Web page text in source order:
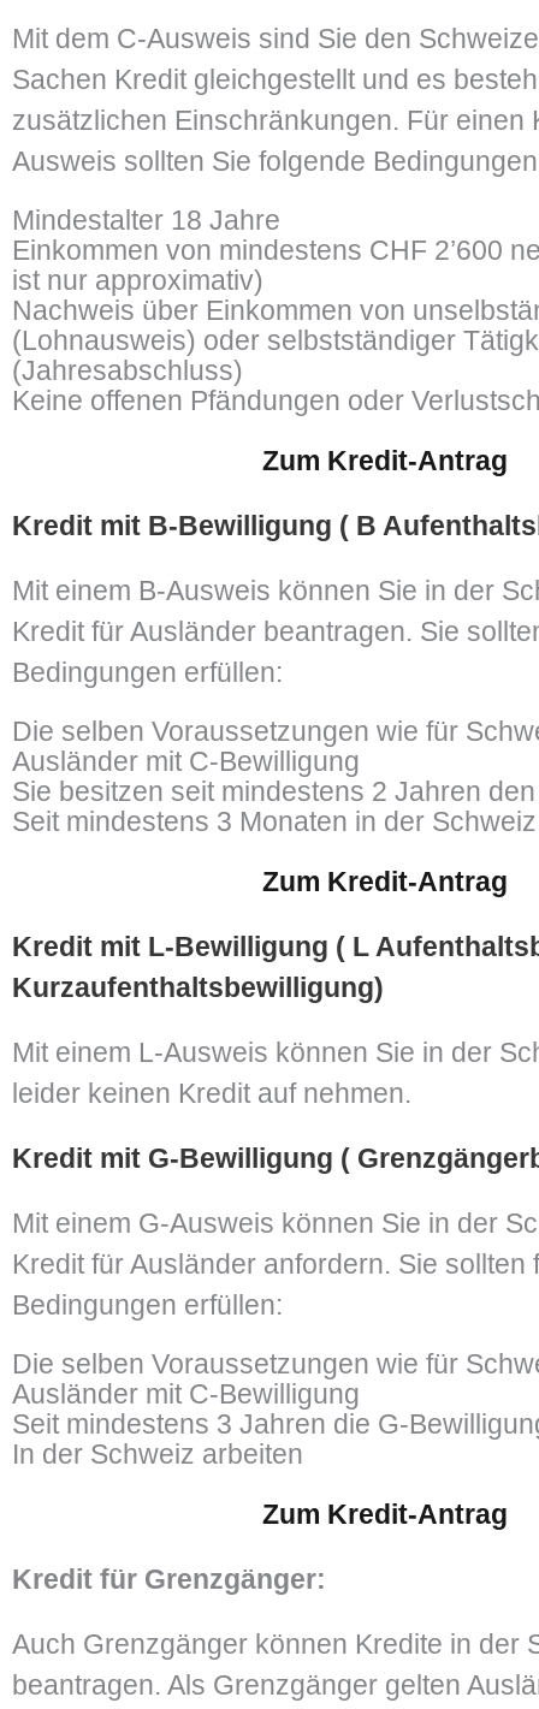
Mit dem C-Ausweis sind Sie den
Sachen Kredit gleichgestellt und es
zusätzlichen Einschränkungen. Für einen
Ausweis sollten Sie folgende
Mindestalter 18 Jahre
Einkommen von mindestens CHF 2’600
ist nur approximativ)
Nachweis über Einkommen von
(Lohnausweis) oder selbstständiger
(Jahresabschluss)
Keine offenen Pfändungen oder
Zum Kredit-Antrag
Kredit mit B-Bewilligung ( B
Mit einem B-Ausweis können Sie in der
Kredit für Ausländer beantragen. Sie
Bedingungen erfüllen:
Die selben Voraussetzungen wie für
Ausländer mit C-Bewilligung
Sie besitzen seit mindestens 2 Jahren
Seit mindestens 3 Monaten in der
Zum Kredit-Antrag
Kredit mit L-Bewilligung ( L
Kurzaufenthaltsbewilligung)
Mit einem L-Ausweis können Sie in der
leider keinen Kredit auf nehmen.
Kredit mit G-Bewilligung (
Mit einem G-Ausweis können Sie in der
Kredit für Ausländer anfordern. Sie sollten
Bedingungen erfüllen:
Die selben Voraussetzungen wie für
Ausländer mit C-Bewilligung
Seit mindestens 3 Jahren die G-
In der Schweiz arbeiten
Zum Kredit-Antrag
Kredit für Grenzgänger:
Auch Grenzgänger können Kredite in der
beantragen. Als Grenzgänger gelten